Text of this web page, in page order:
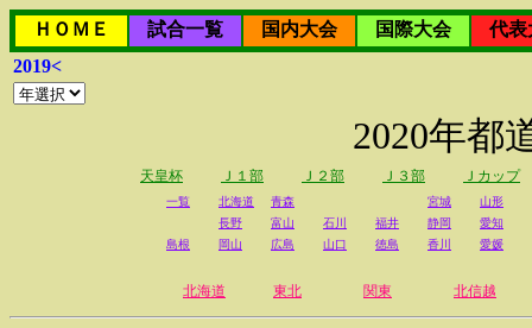
ＨＯＭＥ 試合一覧 国内大会 国際大会
代表
2019<
2020年都
天皇杯 Ｊ１部 Ｊ２部 Ｊ３部 Ｊカップ
一覧 北海道 青森 宮城
山形
長野
富山 石川 福井 静岡
愛知
島根
岡山 広島 山口 徳島 香川 愛媛
北海道 東北 関東 北信越